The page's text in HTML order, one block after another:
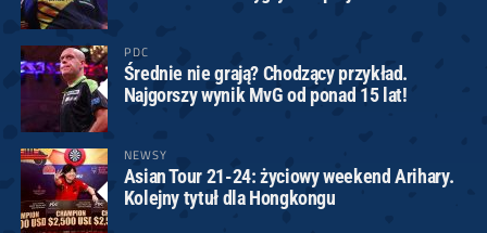
PDC
Średnie nie grają? Chodzący przykład.
Najgorszy wynik MvG od ponad 15 lat!
NEWSY
Asian Tour 21-24: życiowy weekend Arihary.
Kolejny tytuł dla Hongkongu